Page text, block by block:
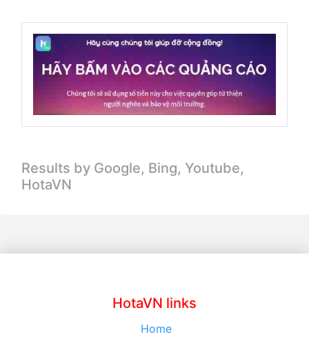
Results by Google, Bing, Youtube,
HotaVN
HotaVN links
Home